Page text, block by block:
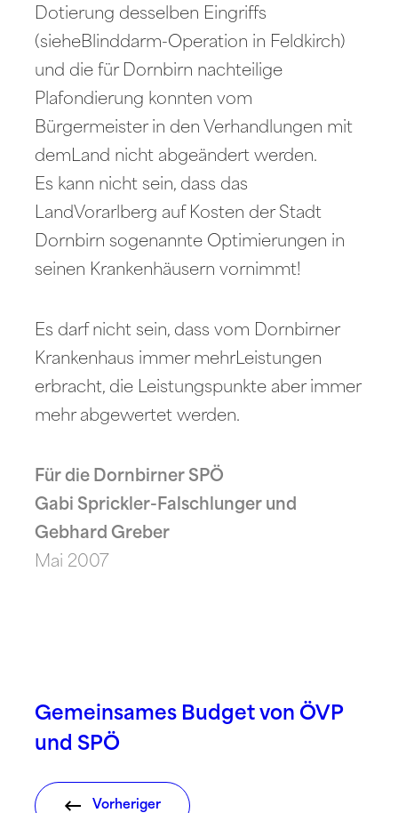
Dotierung desselben Eingriffs
(sieheBlinddarm-Operation in Feldkirch)
und die für Dornbirn nachteilige
Plafondierung konnten vom
Bürgermeister in den Verhandlungen mit
demLand nicht abgeändert werden.
Es kann nicht sein, dass das
LandVorarlberg auf Kosten der Stadt
Dornbirn sogenannte Optimierungen in
seinen Krankenhäusern vornimmt!
Es darf nicht sein, dass vom Dornbirner
Krankenhaus immer mehrLeistungen
erbracht, die Leistungspunkte aber immer
mehr abgewertet werden.
Für die Dornbirner SPÖ
Gabi Sprickler-Falschlunger und
Gebhard Greber
Mai 2007
Gemeinsames Budget von ÖVP
und SPÖ
Vorheriger